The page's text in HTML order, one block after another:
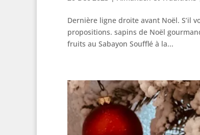
Dernière ligne droite avant Noël. S’il
propositions. sapins de Noël
fruits au Sabayon Soufflé à la...